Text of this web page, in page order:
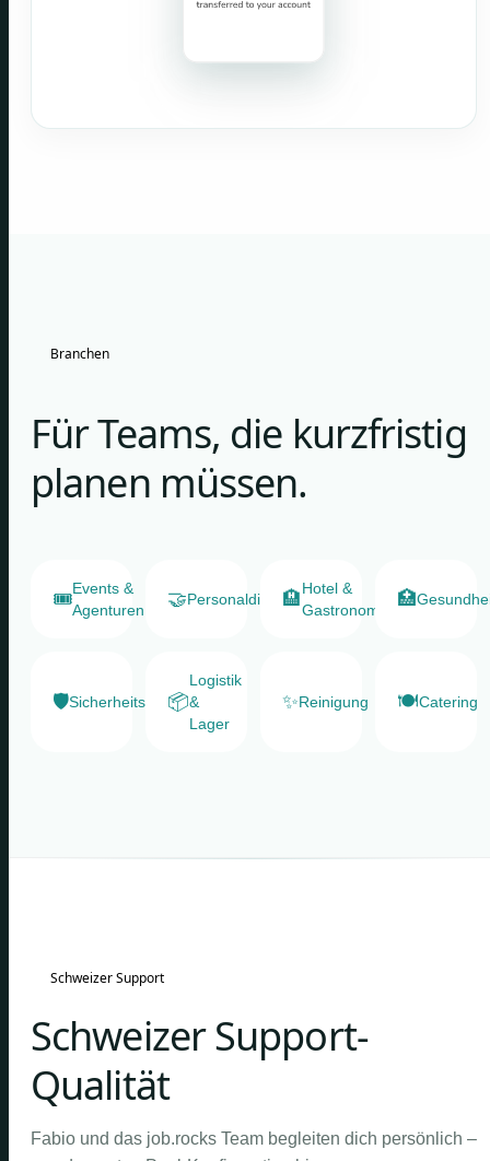
Branchen
Für Teams, die kurzfristig
planen müssen.
🎟️Events &
Agenturen
🤝Personaldienstleister
🏨Hotel &
Gastronomie
🏥
🛡️Sicherheitsdienste
📦
Logistik
&
Lager
✨Reinigung 🍽️Catering
Schweizer Support
Schweizer Support-
Qualität
Fabio und das job.rocks Team begleiten dich persönlich –